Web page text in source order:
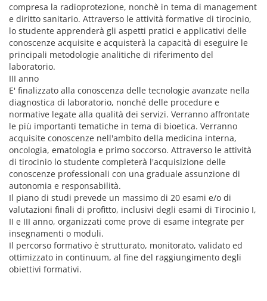
compresa la radioprotezione, nonchè in tema di management
e diritto sanitario. Attraverso le attività formative di tirocinio,
lo studente apprenderà gli aspetti pratici e applicativi delle
conoscenze acquisite e acquisterà la capacità di eseguire le
principali metodologie analitiche di riferimento del
laboratorio.
III anno
E' finalizzato alla conoscenza delle tecnologie avanzate nella
diagnostica di laboratorio, nonché delle procedure e
normative legate alla qualità dei servizi. Verranno affrontate
le più importanti tematiche in tema di bioetica. Verranno
acquisite conoscenze nell'ambito della medicina interna,
oncologia, ematologia e primo soccorso. Attraverso le attività
di tirocinio lo studente completerà l'acquisizione delle
conoscenze professionali con una graduale assunzione di
autonomia e responsabilità.
Il piano di studi prevede un massimo di 20 esami e/o di
valutazioni finali di profitto, inclusivi degli esami di Tirocinio I,
II e III anno, organizzati come prove di esame integrate per
insegnamenti o moduli.
Il percorso formativo è strutturato, monitorato, validato ed
ottimizzato in continuum, al fine del raggiungimento degli
obiettivi formativi.